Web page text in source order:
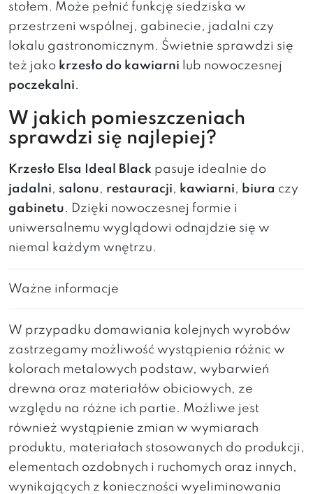
stołem. Może pełnić funkcję siedziska w
przestrzeni wspólnej, gabinecie, jadalni czy
lokalu gastronomicznym. Świetnie sprawdzi się
też jako krzesło do kawiarni lub nowoczesnej
poczekalni.
W jakich pomieszczeniach
sprawdzi się najlepiej?
Krzesło Elsa Ideal Black pasuje idealnie do
jadalni, salonu, restauracji, kawiarni, biura czy
gabinetu. Dzięki nowoczesnej formie i
uniwersalnemu wyglądowi odnajdzie się w
niemal każdym wnętrzu.
Ważne informacje
W przypadku domawiania kolejnych wyrobów
zastrzegamy możliwość wystąpienia różnic w
kolorach metalowych podstaw, wybarwień
drewna oraz materiałów obiciowych, ze
względu na różne ich partie. Możliwe jest
również wystąpienie zmian w wymiarach
produktu, materiałach stosowanych do produkcji,
elementach ozdobnych i ruchomych oraz innych,
wynikających z konieczności wyeliminowania